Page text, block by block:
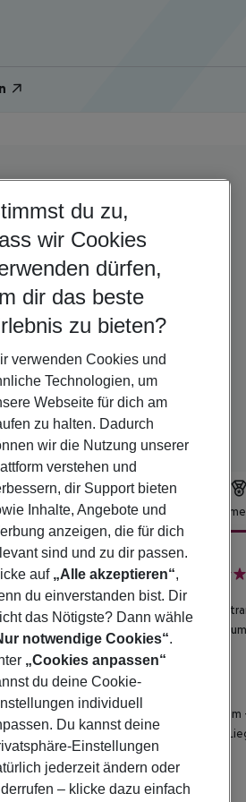
Hotelbeschreibung
by Happy Camp
Wünsche unter einen Hut.
Alter wird der Campingurlaub zum
Peschiera del Garda, ca. 900
Anlage getrennt durch Promenade -
du zu,
wir Cookies
dürfen,
dir das beste
zu bieten?
verwenden Cookies und
Technologien, um
Webseite für dich am
zu halten. Dadurch
wir die Nutzung unserer
verstehen und
dir Support bieten
Inhalte, Angebote und
anzeigen, die für dich
sind und zu dir passen.
auf „Alle akzeptieren“,
du einverstanden bist. Dir
das Nötigste? Dann wähle
notwendige Cookies“.
„Cookies anpassen“
du deine Cookie-
individuell
Du kannst deine
Einstellungen
jederzeit ändern oder
– klicke dazu einfach